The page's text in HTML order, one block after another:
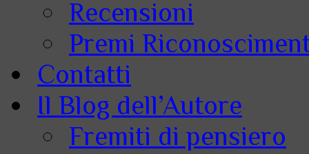
Recensioni
Premi
Contatti
Il Blog dell’Autore
Fremiti di pensiero